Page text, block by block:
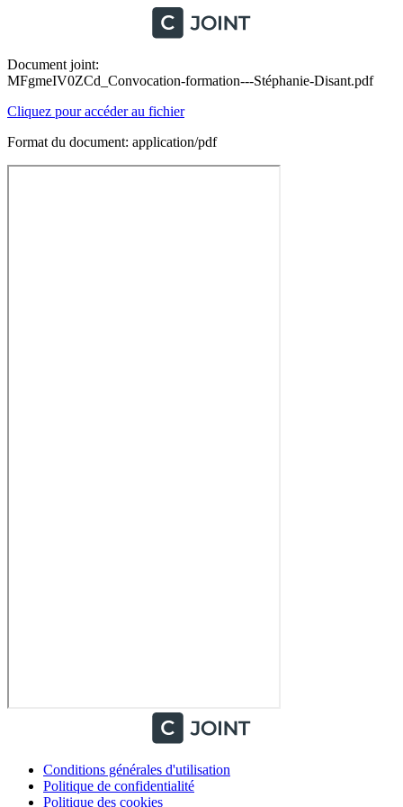
Document joint:
MFgmeIV0ZCd_Convocation-formation---Stéphanie-Disant.pdf
Cliquez pour accéder au fichier
Format du document: application/pdf
Conditions générales d'utilisation
Politique de confidentialité
Politique des cookies